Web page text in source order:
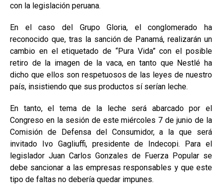
con la legislación peruana.
En el caso del Grupo Gloria, el conglomerado ha
reconocido que, tras la sanción de Panamá, realizarán un
cambio en el etiquetado de “Pura Vida” con el posible
retiro de la imagen de la vaca, en tanto que Nestlé ha
dicho que ellos son respetuosos de las leyes de nuestro
país, insistiendo que sus productos sí serían leche.
En tanto, el tema de la leche será abarcado por el
Congreso en la sesión de este miércoles 7 de junio de la
Comisión de Defensa del Consumidor, a la que será
invitado Ivo Gagliuffi, presidente de Indecopi. Para el
legislador Juan Carlos Gonzales de Fuerza Popular se
debe sancionar a las empresas responsables y que este
tipo de faltas no debería quedar impunes.